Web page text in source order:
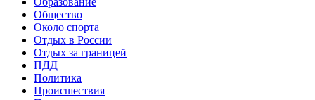
Общество
Около спорта
Отдых в России
Отдых за границей
ПДД
Политика
Происшествия